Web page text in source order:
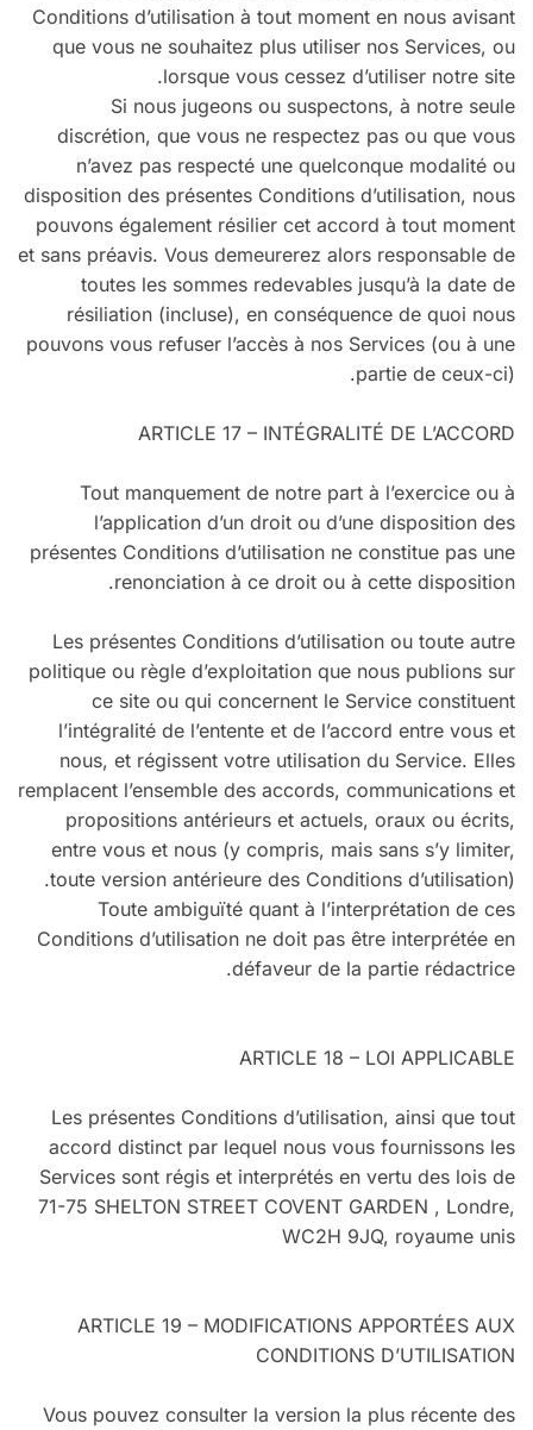
Conditions d’utilisation à tout moment en nous avisant
que vous ne souhaitez plus utiliser nos Services, ou
lorsque vous cessez d’utiliser notre site.
Si nous jugeons ou suspectons, à notre seule
discrétion, que vous ne respectez pas ou que vous
n’avez pas respecté une quelconque modalité ou
disposition des présentes Conditions d’utilisation, nous
pouvons également résilier cet accord à tout moment
et sans préavis. Vous demeurerez alors responsable de
toutes les sommes redevables jusqu’à la date de
résiliation (incluse), en conséquence de quoi nous
pouvons vous refuser l’accès à nos Services (ou à une
partie de ceux-ci).
ARTICLE 17 – INTÉGRALITÉ DE L’ACCORD
Tout manquement de notre part à l’exercice ou à
l’application d’un droit ou d’une disposition des
présentes Conditions d’utilisation ne constitue pas une
renonciation à ce droit ou à cette disposition.
Les présentes Conditions d’utilisation ou toute autre
politique ou règle d’exploitation que nous publions sur
ce site ou qui concernent le Service constituent
l’intégralité de l’entente et de l’accord entre vous et
nous, et régissent votre utilisation du Service. Elles
remplacent l’ensemble des accords, communications et
propositions antérieurs et actuels, oraux ou écrits,
entre vous et nous (y compris, mais sans s’y limiter,
toute version antérieure des Conditions d’utilisation).
Toute ambiguïté quant à l’interprétation de ces
Conditions d’utilisation ne doit pas être interprétée en
défaveur de la partie rédactrice.
ARTICLE 18 – LOI APPLICABLE
Les présentes Conditions d’utilisation, ainsi que tout
accord distinct par lequel nous vous fournissons les
Services sont régis et interprétés en vertu des lois de
71-75 SHELTON STREET COVENT GARDEN , Londre,
WC2H 9JQ, royaume unis
ARTICLE 19 – MODIFICATIONS APPORTÉES AUX
CONDITIONS D’UTILISATION
Vous pouvez consulter la version la plus récente des